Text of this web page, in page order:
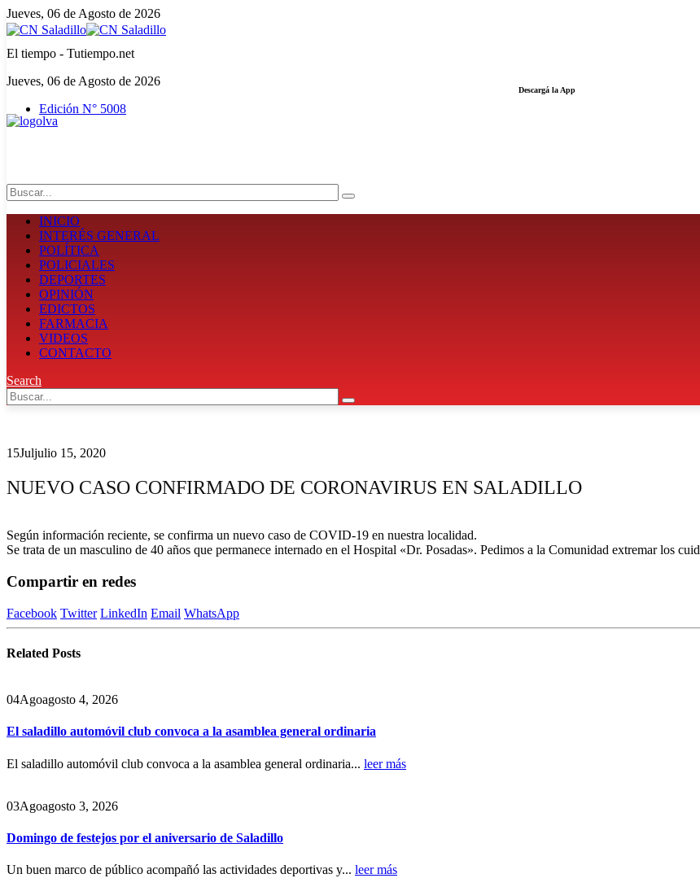
Jueves, 06 de Agosto de 2026
El tiempo - Tutiempo.net
Jueves, 06 de Agosto de 2026
Edición N° 5008
Descargá la App
INICIO
INTERÉS GENERAL
POLÍTICA
POLICIALES
DEPORTES
OPINIÓN
EDICTOS
FARMACIA
VIDEOS
CONTACTO
Search
15Juljulio 15, 2020
NUEVO CASO CONFIRMADO DE CORONAVIRUS EN SALADILLO
Según información reciente, se confirma un nuevo caso de COVID-19 en nuestra localidad.
Se trata de un masculino de 40 años que permanece internado en el Hospital «Dr. Posadas». Pedimos a la Comunidad extremar los
Compartir en redes
Facebook Twitter LinkedIn Email WhatsApp
Related Posts
04Agoagosto 4, 2026
El saladillo automóvil club convoca a la asamblea general ordinaria
El saladillo automóvil club convoca a la asamblea general ordinaria... leer más
03Agoagosto 3, 2026
Domingo de festejos por el aniversario de Saladillo
Un buen marco de público acompañó las actividades deportivas y... leer más